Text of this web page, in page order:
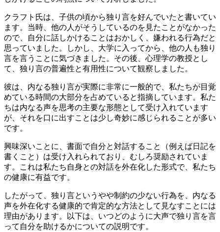
クラフト氏は、子供の頃から独り言を好んでいたと書いてい
ます。当時、他の人がそうしているのを見たことがなかった
ので、自分に話しかけることはおかしく、嫌われる行為だと
思っていました。しかし、大学に入ってから、他の人も独り
言を言うことに気づきました。その後、心理学の教授とし
て、独り言の普遍性と有用性について観察しました。
彼は、内なる独り言が実際に非常に一般的で、私たちが目覚
めている時間の大部分を占めていると指摘しています。私た
ちは内なる声を思考の主要な形態として受け入れています
が、それを口に出すことは少し奇妙に感じられることが多い
です。
興味深いことに、書面で自分と対話すること（例えば日記を
書くこと）は受け入れられており、むしろ奨励されていま
す。これは私たち自身との対話を外在化した形式で、私たち
の健康に有益です。
したがって、独り言というやや制約の少ない行為を、内なる
声を外在化する健康的で肯定的な方法として見なすことには
理由があります。以下は、いつどのように大声で独り言を言
って自分を助けるかについての説明です。